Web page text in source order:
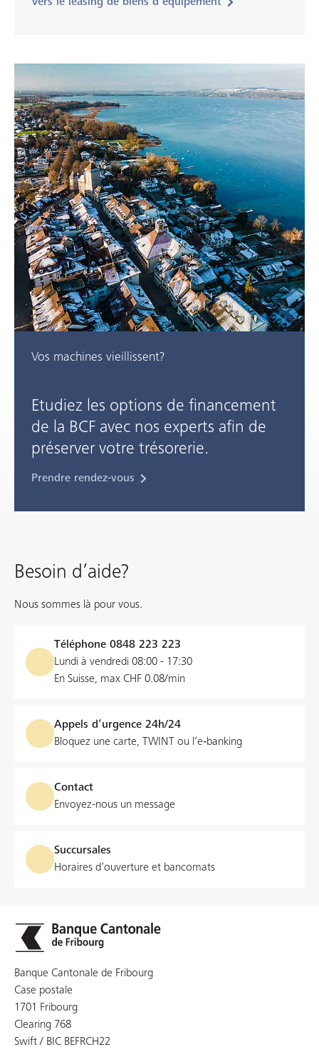
Vos machines vieillissent?
Etudiez les options de financement
de la BCF avec nos experts afin de
préserver votre trésorerie.
Prendre rendez-vous
Besoin d’aide?
Nous sommes là pour vous.
Téléphone 0848 223 223
Lundi à vendredi 08:00 - 17:30
En Suisse, max CHF 0.08/min
Appels d’urgence 24h/24
Bloquez une carte, TWINT ou l’e‑banking
Contact
Envoyez-nous un message
Succursales
Horaires d’ouverture et bancomats
Banque Cantonale de Fribourg
Case postale
1701 Fribourg
Clearing 768
Swift / BIC BEFRCH22